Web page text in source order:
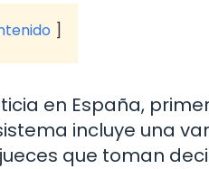
en España,
incluye una
que toman